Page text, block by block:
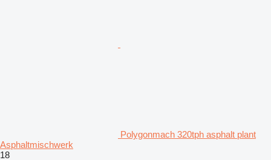
Polygonmach 320tph asphalt plant
Asphaltmischwerk
18